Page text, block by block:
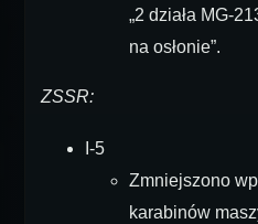
„2 działa MG-
na osłonie”.
ZSSR:
I-5
Zmniejszono
karabinów